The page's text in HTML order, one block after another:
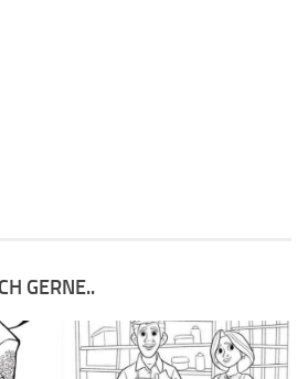
GERNE..